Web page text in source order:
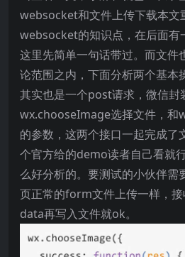
websocket和文件上传下载本文
websocket的知识点，在后面有
这里先简单一句话带过。而文件
论范围之内，下面分析两个基本
其实也是一个post请求，微信封
wx.chooseImage选择文件，和
的参数，这两个接口一起完成了
个官方给的demo读者自己看就
么好分析的。要测试的小伙伴需
页正常的form文件上传一样，
data再写入文件就ok。